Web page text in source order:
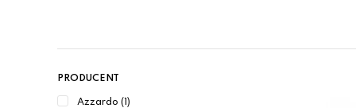
PRODUCENT
Azzardo (1)